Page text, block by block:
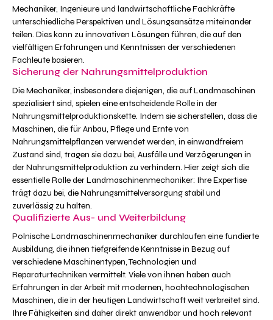
Mechaniker, Ingenieure und landwirtschaftliche Fachkräfte
unterschiedliche Perspektiven und Lösungsansätze miteinander
teilen. Dies kann zu innovativen Lösungen führen, die auf den
vielfältigen Erfahrungen und Kenntnissen der verschiedenen
Fachleute basieren.
Sicherung der Nahrungsmittelproduktion
Die Mechaniker, insbesondere diejenigen, die auf Landmaschinen
spezialisiert sind, spielen eine entscheidende Rolle in der
Nahrungsmittelproduktionskette. Indem sie sicherstellen, dass die
Maschinen, die für Anbau, Pflege und Ernte von
Nahrungsmittelpflanzen verwendet werden, in einwandfreiem
Zustand sind, tragen sie dazu bei, Ausfälle und Verzögerungen in
der Nahrungsmittelproduktion zu verhindern. Hier zeigt sich die
essentielle Rolle der Landmaschinenmechaniker: Ihre Expertise
trägt dazu bei, die Nahrungsmittelversorgung stabil und
zuverlässig zu halten.
Qualifizierte Aus- und Weiterbildung
Polnische Landmaschinenmechaniker durchlaufen eine fundierte
Ausbildung, die ihnen tiefgreifende Kenntnisse in Bezug auf
verschiedene Maschinentypen, Technologien und
Reparaturtechniken vermittelt. Viele von ihnen haben auch
Erfahrungen in der Arbeit mit modernen, hochtechnologischen
Maschinen, die in der heutigen Landwirtschaft weit verbreitet sind.
Ihre Fähigkeiten sind daher direkt anwendbar und hoch relevant